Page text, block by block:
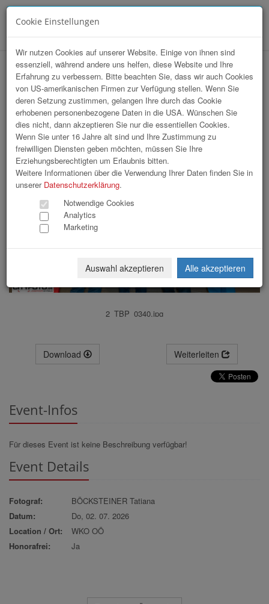
Branchentag G'sundheitshandwerker
2026
2_TBP_0340.jpg
Download Weiterleiten
Event-Infos
Für dieses Event ist keine Beschreibung verfügbar!
Event Details
Fotograf:
BÖCKSTEINER Tatiana
Datum:
Do, 02. 07. 2026
Location / Ort:
WKO OÖ
Honorafrei:
Ja
Cookie Einstellungen
Wir nutzen Cookies auf unserer Website. Einige von ihnen sind
essenziell, während andere uns helfen, diese Website und Ihre
Erfahrung zu verbessern. Bitte beachten Sie, dass wir auch Cookies
von US-amerikanischen Firmen zur Verfügung stellen. Wenn Sie
deren Setzung zustimmen, gelangen Ihre durch das Cookie
erhobenen personenbezogene Daten in die USA. Wünschen Sie
dies nicht, dann akzeptieren Sie nur die essentiellen Cookies.
Wenn Sie unter 16 Jahre alt sind und Ihre Zustimmung zu
freiwilligen Diensten geben möchten, müssen Sie Ihre
Erziehungsberechtigten um Erlaubnis bitten.
Weitere Informationen über die Verwendung Ihrer Daten finden Sie in
unserer Datenschutzerklärung.
Notwendige Cookies
Analytics
Marketing
Auswahl akzeptieren Alle akzeptieren